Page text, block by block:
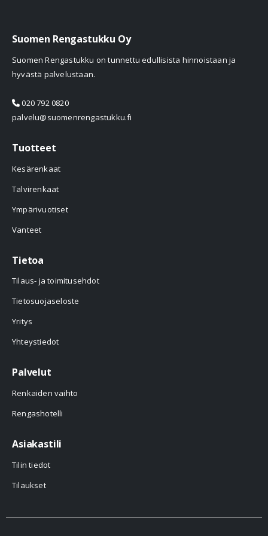
Suomen Rengastukku Oy
Suomen Rengastukku on tunnettu edullisista hinnoistaan ja
hyvästä palvelustaan.
020 792 0820
palvelu@suomenrengastukku.fi
Tuotteet
Kesärenkaat
Talvirenkaat
Ympärivuotiset
Vanteet
Tietoa
Tilaus- ja toimitusehdot
Tietosuojaseloste
Yritys
Yhteystiedot
Palvelut
Renkaiden vaihto
Rengashotelli
Asiakastili
Tilin tiedot
Tilaukset